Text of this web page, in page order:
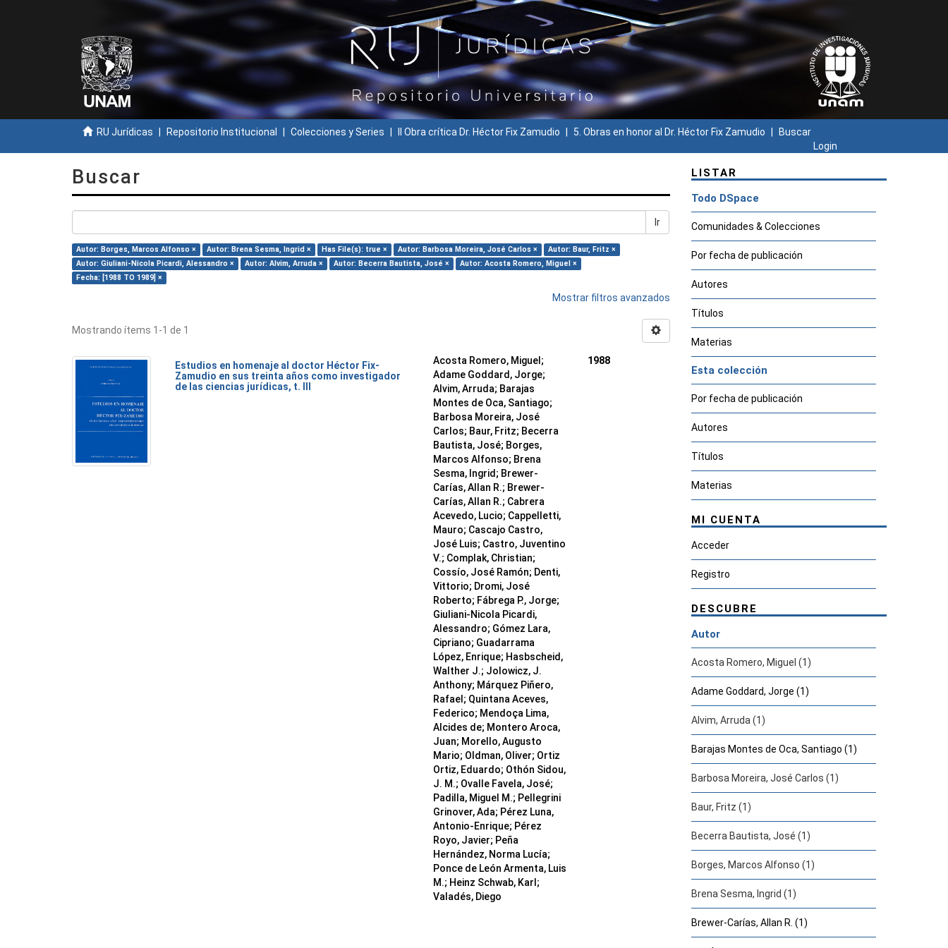
RU Jurídicas Repositorio Institucional Colecciones y Series II Obra crítica Dr. Héctor Fix Zamudio 5. Obras en honor al Dr. Héctor Fix Zamudio
Buscar
Login
Buscar
Ir
Autor: Borges, Marcos Alfonso × Autor: Brena Sesma, Ingrid × Has File(s): true × Autor: Barbosa Moreira, José Carlos ×
Autor: Baur, Fritz ×
Autor: Giuliani-Nicola Picardi, Alessandro ×
Autor: Alvim, Arruda × Autor: Becerra Bautista, José ×
Autor: Acosta Romero, Miguel ×
Fecha: [1988 TO 1989] ×
Mostrar filtros avanzados
Mostrando ítems 1-1 de 1
Estudios en homenaje al doctor Héctor Fix-
Zamudio en sus treinta años como investigador
de las ciencias jurídicas, t. III
Acosta Romero, Miguel;
Adame Goddard, Jorge;
Alvim, Arruda; Barajas
Montes de Oca, Santiago;
Barbosa Moreira, José
Carlos; Baur, Fritz; Becerra
Bautista, José; Borges,
Marcos Alfonso; Brena
Sesma, Ingrid; Brewer-
Carías, Allan R.; Brewer-
Carías, Allan R.; Cabrera
Acevedo, Lucio; Cappelletti,
Mauro; Cascajo Castro,
José Luis; Castro, Juventino
V.; Complak, Christian;
Cossío, José Ramón; Denti,
Vittorio; Dromi, José
Roberto; Fábrega P., Jorge;
Giuliani-Nicola Picardi,
Alessandro; Gómez Lara,
Cipriano; Guadarrama
López, Enrique; Hasbscheid,
Walther J.; Jolowicz, J.
Anthony; Márquez Piñero,
Rafael; Quintana Aceves,
Federico; Mendoça Lima,
Alcides de; Montero Aroca,
Juan; Morello, Augusto
Mario; Oldman, Oliver; Ortiz
Ortiz, Eduardo; Othón Sidou,
J. M.; Ovalle Favela, José;
Padilla, Miguel M.; Pellegrini
Grinover, Ada; Pérez Luna,
Antonio-Enrique; Pérez
Royo, Javier; Peña
Hernández, Norma Lucía;
Ponce de León Armenta, Luis
M.; Heinz Schwab, Karl;
Valadés, Diego
1988
LISTAR
Todo DSpace
Comunidades & Colecciones
Por fecha de publicación
Autores
Títulos
Materias
Esta colección
Por fecha de publicación
Autores
Títulos
Materias
MI CUENTA
Acceder
Registro
DESCUBRE
Autor
Acosta Romero, Miguel (1)
Adame Goddard, Jorge (1)
Alvim, Arruda (1)
Barajas Montes de Oca, Santiago (1)
Barbosa Moreira, José Carlos (1)
Baur, Fritz (1)
Becerra Bautista, José (1)
Borges, Marcos Alfonso (1)
Brena Sesma, Ingrid (1)
Brewer-Carías, Allan R. (1)